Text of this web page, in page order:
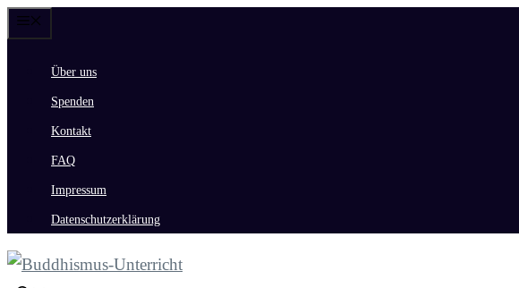
Zum
springenÜber uns
Spenden
Kontakt
FAQ
Impressum
Datenschutzerklärung